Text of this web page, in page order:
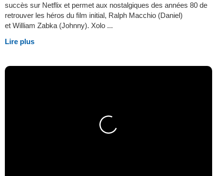
succès sur Netflix et permet aux nostalgiques des années 80 de
retrouver les héros du film initial, Ralph Macchio (Daniel)
et William Zabka (Johnny). Xolo ...
Lire plus